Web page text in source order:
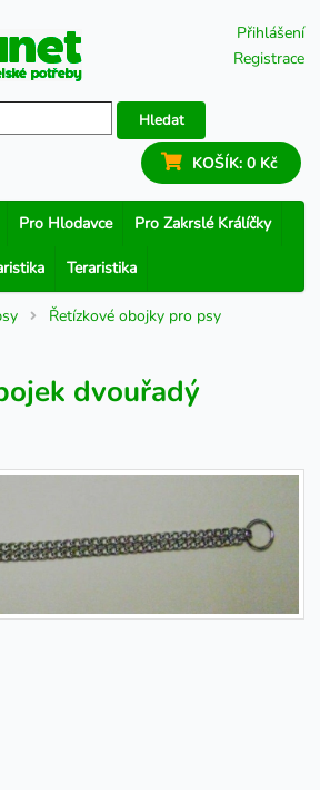
Přihlášení
Registrace
Hledat
KOŠÍK: 0 Kč
Pro Hlodavce Pro Zakrslé Králíčky
Teraristika
Řetízkové obojky pro psy
dvouřadý